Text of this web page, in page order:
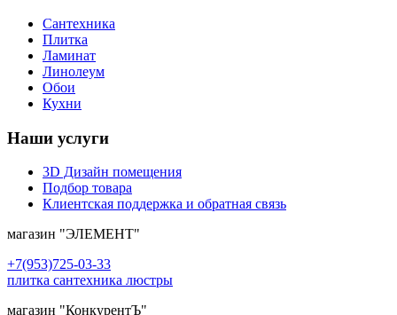
Сантехника
Плитка
Ламинат
Линолеум
Обои
Кухни
Наши услуги
3D Дизайн помещения
Подбор товара
Клиентская поддержка и обратная связь
магазин "ЭЛЕМЕНТ"
+7(953)725-03-33
плитка сантехника люстры
магазин "КонкурентЪ"